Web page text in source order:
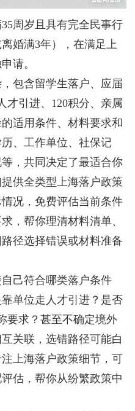
周岁且具有完全民事行
婚满3年），在满足上
请。
包含留学生落户、应届
才引进、120积分、亲属
适用条件、材料要求和
、工作单位、社保记
，共同决定了最适合你
供全类型上海落户政策
况，免费评估当前条件
，帮你理清材料清单、
径选择错误或材料准备
己符合哪类落户条件
单位走人才引进？是否
要求？甚至不确定境外
关联，选错路径可能白
上海落户政策细节，可
估，帮你从纷繁政策中